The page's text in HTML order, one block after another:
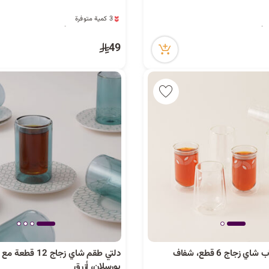
29 مشاهدة مؤخراً
29 مشاهدة مؤخراً49
6 قطع، شفاف
دلتي طقم شاي زجاج